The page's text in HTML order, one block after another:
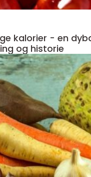
kalorier - en
og historie